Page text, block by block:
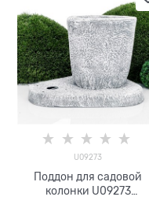
U09273
Поддон для садовой
колонки U09273